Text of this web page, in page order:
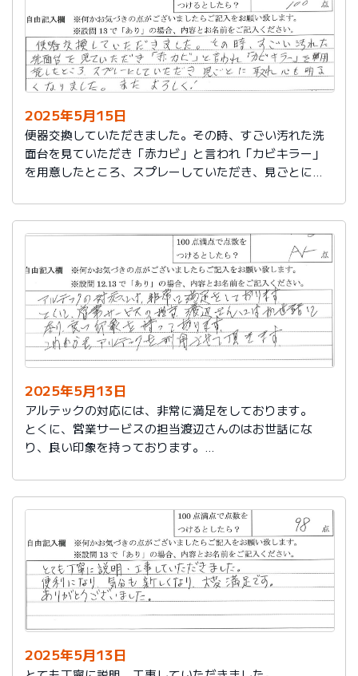
2025年5月15日
便器交換していただきました。その時、すごい汚れた洗
面台を見ていただき「赤カビ」と言われ「カビキラー」
を用意したところ、スプレーしていただき、見ごとに取
2025年5月13日
アルテックの対応には、非常に満足をしております。
とくに、営業サービスの担当渡辺さんのはお世話にな
り、良い印象を持っております。
2025年5月13日